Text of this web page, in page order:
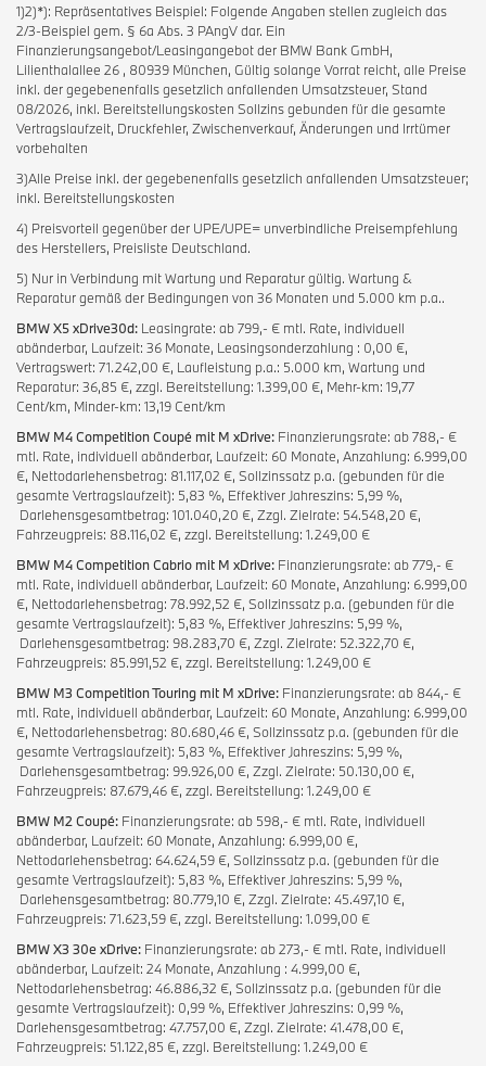
1)2)*): Repräsentatives Beispiel: Folgende Angaben stellen zugleich das
2/3-Beispiel gem. § 6a Abs. 3 PAngV dar. Ein
Finanzierungsangebot/Leasingangebot der BMW Bank GmbH,
Lilienthalallee 26 , 80939 München, Gültig solange Vorrat reicht, alle Preise
inkl. der gegebenenfalls gesetzlich anfallenden Umsatzsteuer, Stand
08/2026, inkl. Bereitstellungskosten Sollzins gebunden für die gesamte
Vertragslaufzeit, Druckfehler, Zwischenverkauf, Änderungen und Irrtümer
vorbehalten
3)Alle Preise inkl. der gegebenenfalls gesetzlich anfallenden Umsatzsteuer;
inkl. Bereitstellungskosten
4) Preisvorteil gegenüber der UPE/UPE= unverbindliche Preisempfehlung
des Herstellers, Preisliste Deutschland.
5) Nur in Verbindung mit Wartung und Reparatur gültig. Wartung &
Reparatur gemäß der Bedingungen von 36 Monaten und 5.000 km p.a..
BMW X5 xDrive30d: Leasingrate: ab 799,- € mtl. Rate, individuell
abänderbar, Laufzeit: 36 Monate, Leasingsonderzahlung : 0,00 €,
Vertragswert: 71.242,00 €, Laufleistung p.a.: 5.000 km, Wartung und
Reparatur: 36,85 €, zzgl. Bereitstellung: 1.399,00 €, Mehr-km: 19,77
Cent/km, Minder-km: 13,19 Cent/km
BMW M4 Competition Coupé mit M xDrive: Finanzierungsrate: ab 788,- €
mtl. Rate, individuell abänderbar, Laufzeit: 60 Monate, Anzahlung: 6.999,00
€, Nettodarlehensbetrag: 81.117,02 €, Sollzinssatz p.a. (gebunden für die
gesamte Vertragslaufzeit): 5,83 %, Effektiver Jahreszins: 5,99 %,
Darlehensgesamtbetrag: 101.040,20 €, Zzgl. Zielrate: 54.548,20 €,
Fahrzeugpreis: 88.116,02 €, zzgl. Bereitstellung: 1.249,00 €
BMW M4 Competition Cabrio mit M xDrive: Finanzierungsrate: ab 779,- €
mtl. Rate, individuell abänderbar, Laufzeit: 60 Monate, Anzahlung: 6.999,00
€, Nettodarlehensbetrag: 78.992,52 €, Sollzinssatz p.a. (gebunden für die
gesamte Vertragslaufzeit): 5,83 %, Effektiver Jahreszins: 5,99 %,
Darlehensgesamtbetrag: 98.283,70 €, Zzgl. Zielrate: 52.322,70 €,
Fahrzeugpreis: 85.991,52 €, zzgl. Bereitstellung: 1.249,00 €
BMW M3 Competition Touring mit M xDrive: Finanzierungsrate: ab 844,- €
mtl. Rate, individuell abänderbar, Laufzeit: 60 Monate, Anzahlung: 6.999,00
€, Nettodarlehensbetrag: 80.680,46 €, Sollzinssatz p.a. (gebunden für die
gesamte Vertragslaufzeit): 5,83 %, Effektiver Jahreszins: 5,99 %,
Darlehensgesamtbetrag: 99.926,00 €, Zzgl. Zielrate: 50.130,00 €,
Fahrzeugpreis: 87.679,46 €, zzgl. Bereitstellung: 1.249,00 €
BMW M2 Coupé: Finanzierungsrate: ab 598,- € mtl. Rate, individuell
abänderbar, Laufzeit: 60 Monate, Anzahlung: 6.999,00 €,
Nettodarlehensbetrag: 64.624,59 €, Sollzinssatz p.a. (gebunden für die
gesamte Vertragslaufzeit): 5,83 %, Effektiver Jahreszins: 5,99 %,
Darlehensgesamtbetrag: 80.779,10 €, Zzgl. Zielrate: 45.497,10 €,
Fahrzeugpreis: 71.623,59 €, zzgl. Bereitstellung: 1.099,00 €
BMW X3 30e xDrive: Finanzierungsrate: ab 273,- € mtl. Rate, individuell
abänderbar, Laufzeit: 24 Monate, Anzahlung : 4.999,00 €,
Nettodarlehensbetrag: 46.886,32 €, Sollzinssatz p.a. (gebunden für die
gesamte Vertragslaufzeit): 0,99 %, Effektiver Jahreszins: 0,99 %,
Darlehensgesamtbetrag: 47.757,00 €, Zzgl. Zielrate: 41.478,00 €,
Fahrzeugpreis: 51.122,85 €, zzgl. Bereitstellung: 1.249,00 €